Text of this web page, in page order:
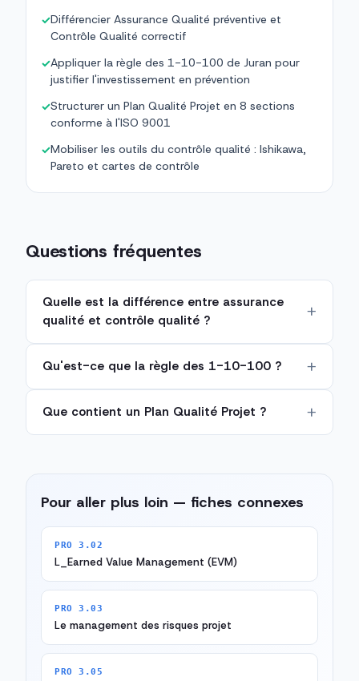
✓Différencier Assurance Qualité préventive et
Contrôle Qualité correctif
✓Appliquer la règle des 1-10-100 de Juran pour
justifier l'investissement en prévention
✓Structurer un Plan Qualité Projet en 8 sections
conforme à l'ISO 9001
✓Mobiliser les outils du contrôle qualité : Ishikawa,
Pareto et cartes de contrôle
Questions fréquentes
Quelle est la différence entre assurance
qualité et contrôle qualité ?
Qu'est-ce que la règle des 1-10-100 ?
Que contient un Plan Qualité Projet ?
Pour aller plus loin — fiches connexes
PRO 3.02
L_Earned Value Management (EVM)
PRO 3.03
Le management des risques projet
PRO 3.05